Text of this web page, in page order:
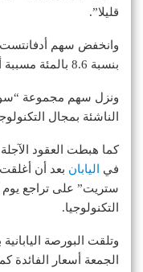
قليلا”.
وانخفض سهم أدفانتست،
بنسبة 8.6 بالمئة مسببة أكثر تأثير هبوطي على نيكي.
ونزل سهم مجموعة
الناشئة بمجال التكنولوجيا، 8.3
كما هبطت العقود
في
اليابان بعد أن
ستريت” على تراجع
التكنولوجيا.
وتلقت البورصة
الجمعة أسعار الفائدة